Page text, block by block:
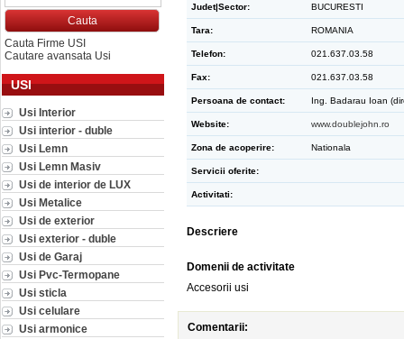
Cauta Firme USI
Cautare avansata Usi
USI
Usi Interior
Usi interior - duble
Usi Lemn
Usi Lemn Masiv
Usi de interior de LUX
Usi Metalice
Usi de exterior
Usi exterior - duble
Usi de Garaj
Usi Pvc-Termopane
Usi sticla
Usi celulare
Usi armonice
Judet|Sector: BUCURESTI
Tara: ROMANIA
Telefon: 021.637.03.58
Fax: 021.637.03.58
Persoana de contact: Ing. Badarau Ioan
Website: www.doublejohn.ro
Zona de acoperire: Nationala
Servicii oferite:
Activitati:
Descriere
Domenii de activitate
Accesorii usi
Comentarii: